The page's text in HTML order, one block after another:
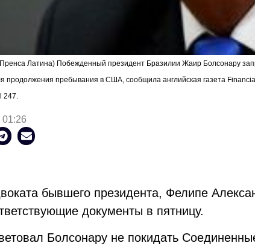
Латина) Побежденный президент Бразилии Жаир Болсонару
продолжения пребывания в США, сообщила английская газета
247.
01:26
бывшего президента, Фелипе
документы в пятницу.
Болсонару не покидать